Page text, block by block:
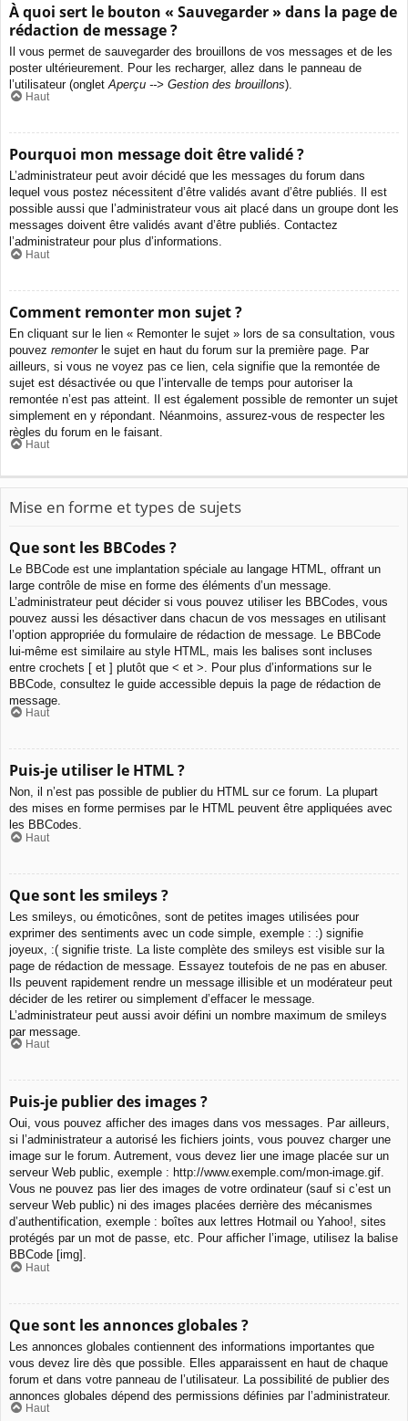
À quoi sert le bouton « Sauvegarder » dans la page de
rédaction de message ?
Il vous permet de sauvegarder des brouillons de vos messages et de les
poster ultérieurement. Pour les recharger, allez dans le panneau de
l’utilisateur (onglet Aperçu --> Gestion des brouillons).
Haut
Pourquoi mon message doit être validé ?
L’administrateur peut avoir décidé que les messages du forum dans
lequel vous postez nécessitent d’être validés avant d’être publiés. Il est
possible aussi que l’administrateur vous ait placé dans un groupe dont les
messages doivent être validés avant d’être publiés. Contactez
l’administrateur pour plus d’informations.
Haut
Comment remonter mon sujet ?
En cliquant sur le lien « Remonter le sujet » lors de sa consultation, vous
pouvez remonterle sujet en haut du forum sur la première page. Par
ailleurs, si vous ne voyez pas ce lien, cela signifie que la remontée de
sujet est désactivée ou que l’intervalle de temps pour autoriser la
remontée n’est pas atteint. Il est également possible de remonter un sujet
simplement en y répondant. Néanmoins, assurez-vous de respecter les
règles du forum en le faisant.
Haut
Mise en forme et types de sujets
Que sont les BBCodes ?
Le BBCode est une implantation spéciale au langage HTML, offrant un
large contrôle de mise en forme des éléments d’un message.
L’administrateur peut décider si vous pouvez utiliser les BBCodes, vous
pouvez aussi les désactiver dans chacun de vos messages en utilisant
l’option appropriée du formulaire de rédaction de message. Le BBCode
lui-même est similaire au style HTML, mais les balises sont incluses
entre crochets [ et ] plutôt que < et >. Pour plus d’informations sur le
BBCode, consultez le guide accessible depuis la page de rédaction de
message.
Haut
Puis-je utiliser le HTML ?
Non, il n’est pas possible de publier du HTML sur ce forum. La plupart
des mises en forme permises par le HTML peuvent être appliquées avec
les BBCodes.
Haut
Que sont les smileys ?
Les smileys, ou émoticônes, sont de petites images utilisées pour
exprimer des sentiments avec un code simple, exemple : :) signifie
joyeux, :( signifie triste. La liste complète des smileys est visible sur la
page de rédaction de message. Essayez toutefois de ne pas en abuser.
Ils peuvent rapidement rendre un message illisible et un modérateur peut
décider de les retirer ou simplement d’effacer le message.
L’administrateur peut aussi avoir défini un nombre maximum de smileys
par message.
Haut
Puis-je publier des images ?
Oui, vous pouvez afficher des images dans vos messages. Par ailleurs,
si l’administrateur a autorisé les fichiers joints, vous pouvez charger une
image sur le forum. Autrement, vous devez lier une image placée sur un
serveur Web public, exemple : http://www.exemple.com/mon-image.gif.
Vous ne pouvez pas lier des images de votre ordinateur (sauf si c’est un
serveur Web public) ni des images placées derrière des mécanismes
d’authentification, exemple : boîtes aux lettres Hotmail ou Yahoo!, sites
protégés par un mot de passe, etc. Pour afficher l’image, utilisez la balise
BBCode [img].
Haut
Que sont les annonces globales ?
Les annonces globales contiennent des informations importantes que
vous devez lire dès que possible. Elles apparaissent en haut de chaque
forum et dans votre panneau de l’utilisateur. La possibilité de publier des
annonces globales dépend des permissions définies par l’administrateur.
Haut